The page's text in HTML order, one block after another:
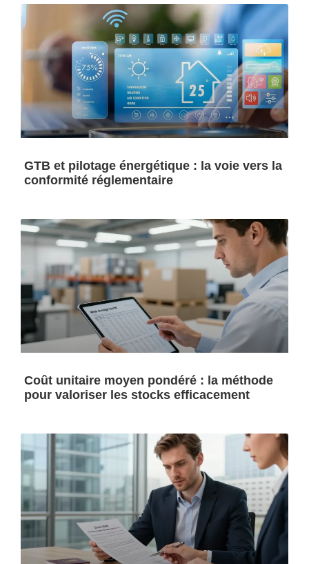
GTB et pilotage énergétique : la voie vers la
conformité réglementaire
Coût unitaire moyen pondéré : la méthode
pour valoriser les stocks efficacement